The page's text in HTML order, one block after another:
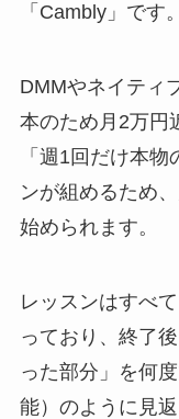
「Cambly」です。
DMMやネイティ
本のため月2万円
「週1回だけ本
ンが組めるため
始められます。
レッスンはすべ
っており、終了
った部分」を何
能）のように見